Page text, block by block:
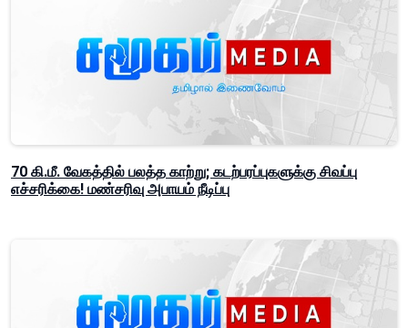
70 கி.மீ. வேகத்தில் பலத்த காற்று; கடற்பரப்புகளுக்கு சிவப்பு
எச்சரிக்கை! மண்சரிவு அபாயம் நீடிப்பு